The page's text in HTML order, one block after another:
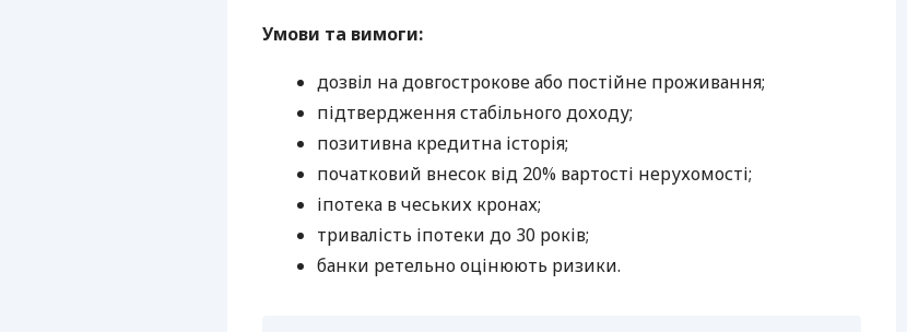
Умови та вимоги:
дозвіл на довгострокове або постійне проживання;
підтвердження стабільного доходу;
позитивна кредитна історія;
початковий внесок від 20% вартості нерухомості;
іпотека в чеських кронах;
тривалість іпотеки до 30 років;
банки ретельно оцінюють ризики.